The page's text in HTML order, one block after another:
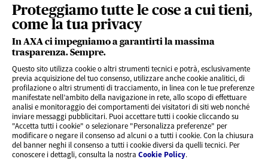
Proteggiamo tutte le cose a cui tieni,
come la tua privacy
In AXA ci impegniamo a garantirti la massima
trasparenza. Sempre.
Questo sito utilizza cookie o altri strumenti tecnici e potrà, esclusivamente
previa acquisizione del tuo consenso, utilizzare anche cookie analitici, di
profilazione o altri strumenti di tracciamento, in linea con le tue preferenze
manifestate nell’ambito della navigazione in rete, allo scopo di effettuare
analisi e monitoraggio dei comportamenti dei visitatori di siti web nonché
inviare messaggi pubblicitari. Puoi accettare tutti i cookie cliccando su
"Accetta tutti i cookie" o selezionare "Personalizza preferenze" per
modificare o negare il consenso ad alcuni o a tutti i cookie. Con la chiusura
del banner neghi il consenso a tutti i cookie diversi da quelli tecnici. Per
conoscere i dettagli, consulta la nostra Cookie Policy.
CONTENUTI INTERESSANTI
BLOG